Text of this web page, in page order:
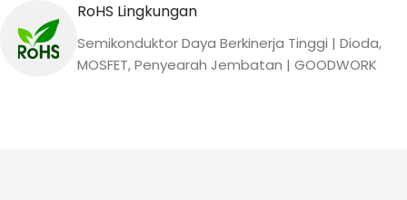
RoHS Lingkungan
Semikonduktor Daya Berkinerja Tinggi | Dioda,
MOSFET, Penyearah Jembatan | GOODWORK